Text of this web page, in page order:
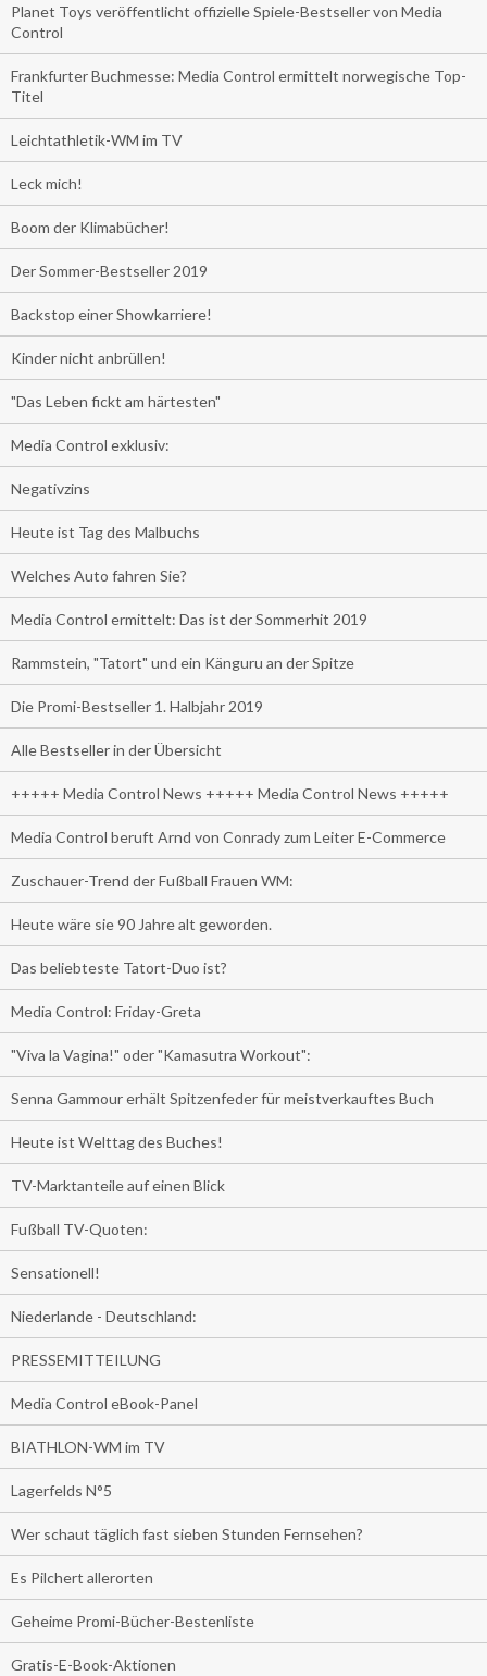
Planet Toys veröffentlicht offizielle Spiele-Bestseller von Media
Control
Frankfurter Buchmesse: Media Control ermittelt norwegische Top-
Titel
Leichtathletik-WM im TV
Leck mich!
Boom der Klimabücher!
Der Sommer-Bestseller 2019
Backstop einer Showkarriere!
Kinder nicht anbrüllen!
"Das Leben fickt am härtesten"
Media Control exklusiv:
Negativzins
Heute ist Tag des Malbuchs
Welches Auto fahren Sie?
Media Control ermittelt: Das ist der Sommerhit 2019
Rammstein, "Tatort" und ein Känguru an der Spitze
Die Promi-Bestseller 1. Halbjahr 2019
Alle Bestseller in der Übersicht
+++++ Media Control News +++++ Media Control News +++++
Media Control beruft Arnd von Conrady zum Leiter E-Commerce
Zuschauer-Trend der Fußball Frauen WM:
Heute wäre sie 90 Jahre alt geworden.
Das beliebteste Tatort-Duo ist?
Media Control: Friday-Greta
"Viva la Vagina!" oder "Kamasutra Workout":
Senna Gammour erhält Spitzenfeder für meistverkauftes Buch
Heute ist Welttag des Buches!
TV-Marktanteile auf einen Blick
Fußball TV-Quoten:
Sensationell!
Niederlande - Deutschland:
PRESSEMITTEILUNG
Media Control eBook-Panel
BIATHLON-WM im TV
Lagerfelds N°5
Wer schaut täglich fast sieben Stunden Fernsehen?
Es Pilchert allerorten
Geheime Promi-Bücher-Bestenliste
Gratis-E-Book-Aktionen